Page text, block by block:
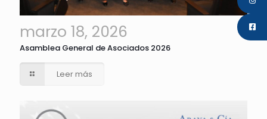
marzo 18, 2026
Asamblea General de Asociados 2026
Leer más